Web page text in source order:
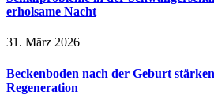
erholsame Nacht
31. März 2026
Beckenboden nach der Geburt
Regeneration